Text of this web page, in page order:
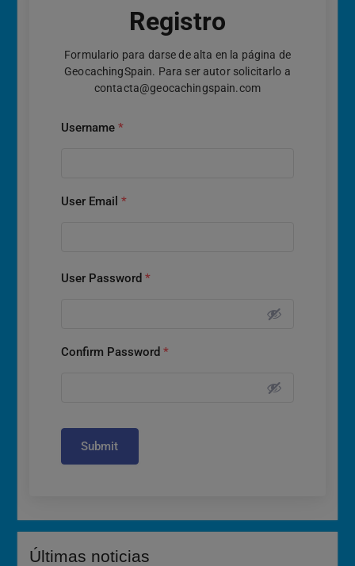
Registro
Formulario para darse de alta en la página de
GeocachingSpain. Para ser autor solicitarlo a
contacta@geocachingspain.com
Username *
User Email *
User Password *
Confirm Password *
Submit
Últimas noticias